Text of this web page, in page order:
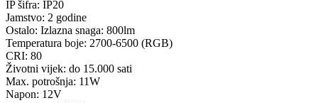
IP šifra: IP20
Jamstvo: 2 godine
Ostalo: Izlazna snaga: 800lm
Temperatura boje: 2700-6500 (RGB)
CRI: 80
Životni vijek: do 15.000 sati
Max. potrošnja: 11W
Napon: 12V